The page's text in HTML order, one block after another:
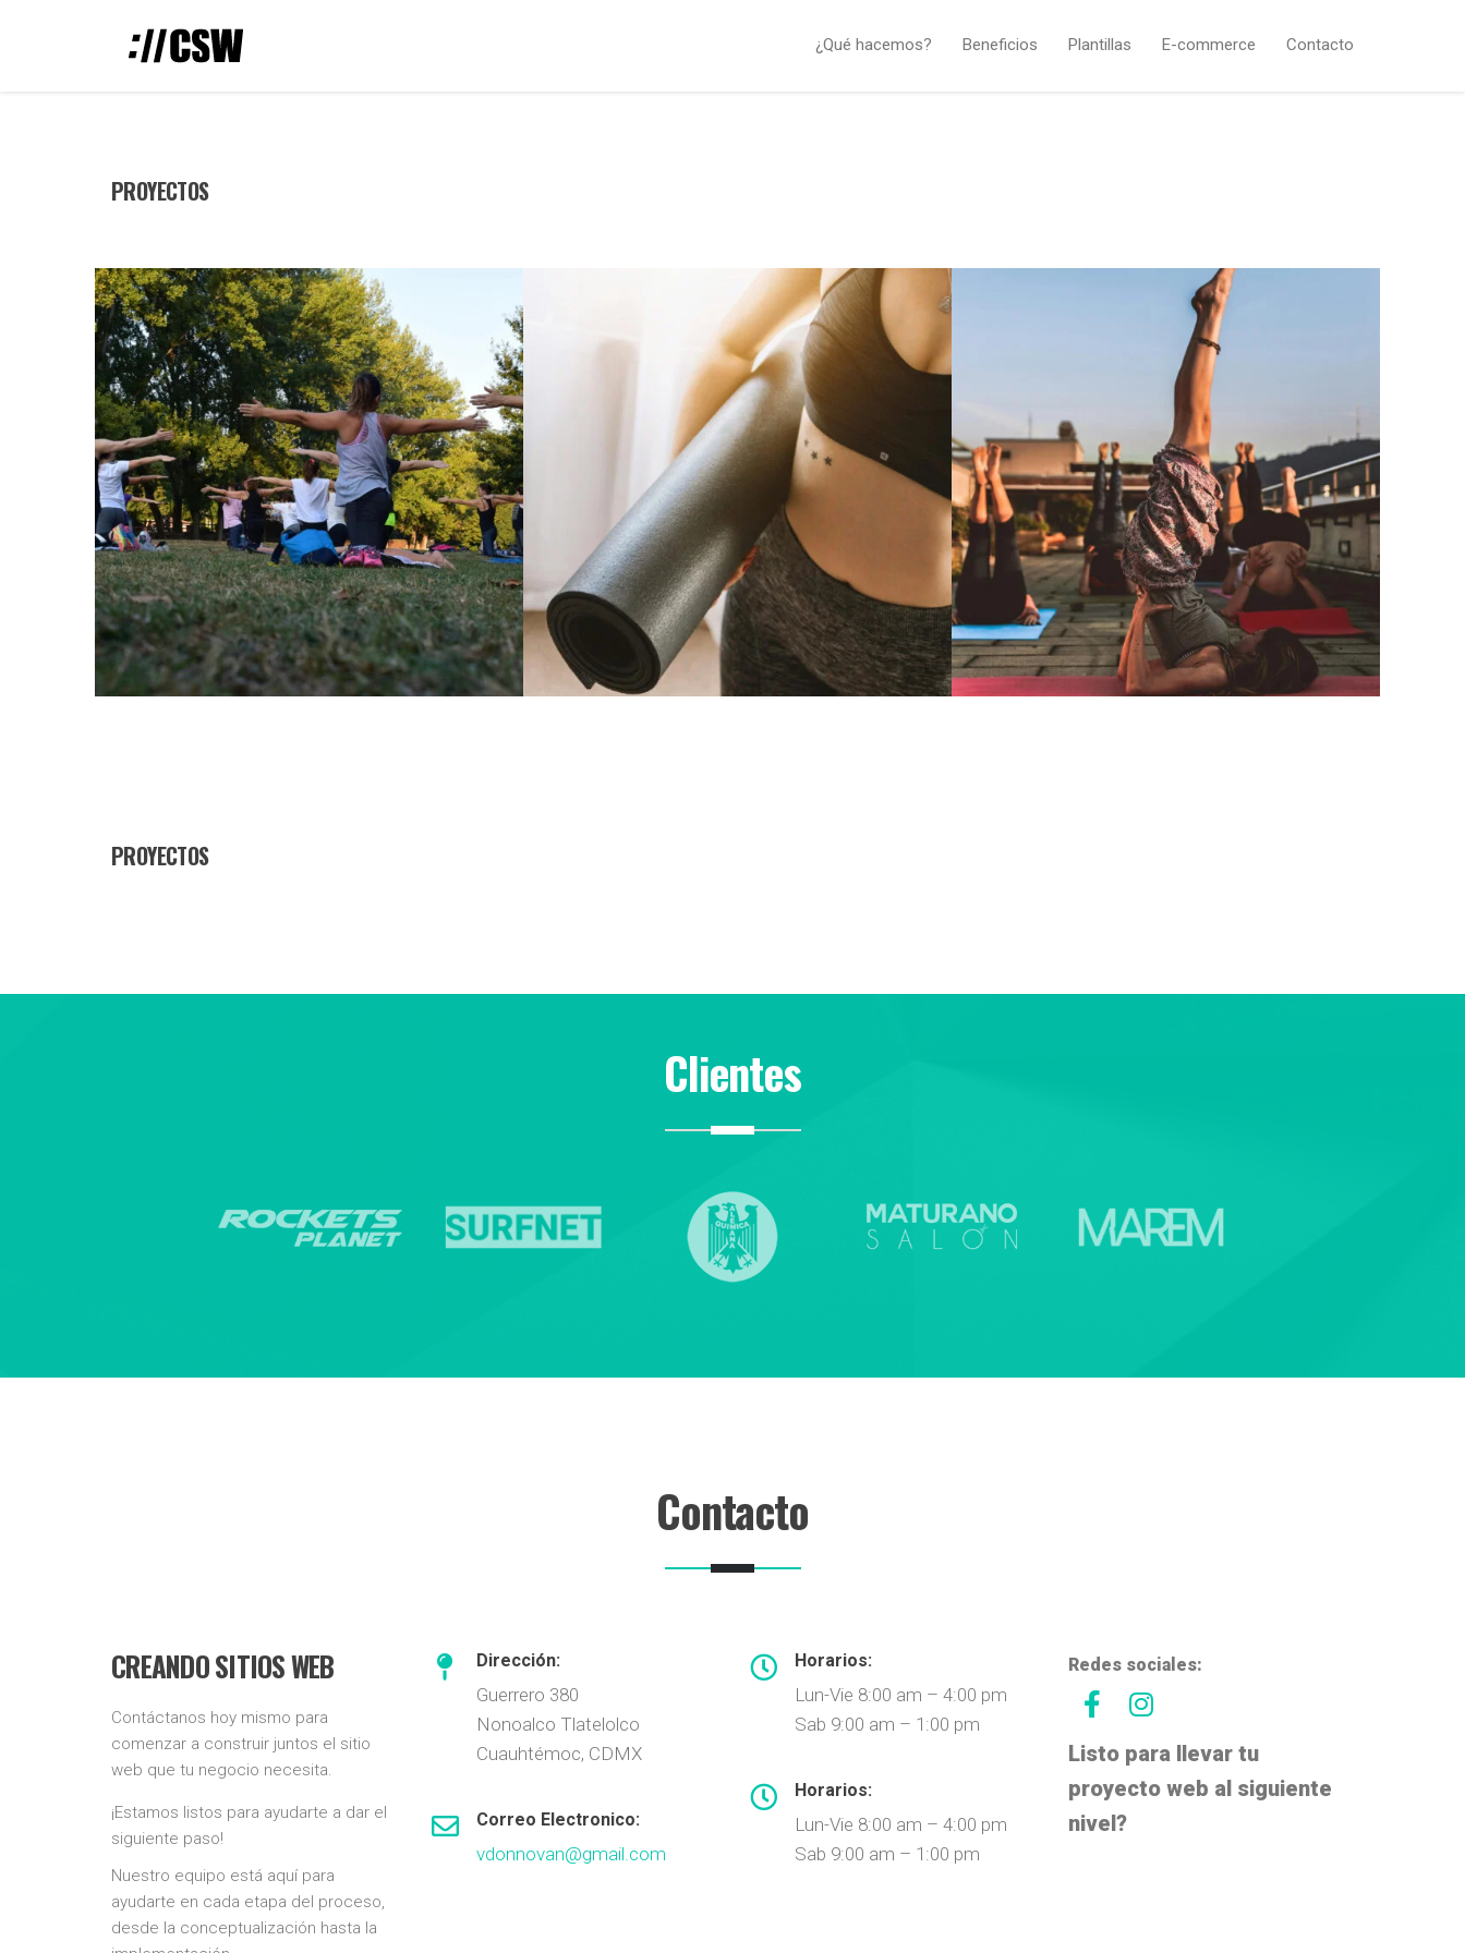
¿Qué hacemos? Beneficios Plantillas E-commerce Contacto
PROYECTOS
PROYECTOS
Clientes
Contacto
CREANDO SITIOS WEB
Contáctanos hoy mismo para
comenzar a construir juntos el sitio
web que tu negocio necesita.
¡Estamos listos para ayudarte a dar el
siguiente paso!
Nuestro equipo está aquí para
ayudarte en cada etapa del proceso,
desde la conceptualización hasta la
Dirección:
Guerrero 380
Nonoalco Tlatelolco
Cuauhtémoc, CDMX
Correo Electronico:
vdonnovan@gmail.com
Horarios:
Lun-Vie 8:00 am – 4:00 pm
Sab 9:00 am – 1:00 pm
Horarios:
Lun-Vie 8:00 am – 4:00 pm
Sab 9:00 am – 1:00 pm
Redes sociales:
Listo para llevar tu
proyecto web al siguiente
nivel?